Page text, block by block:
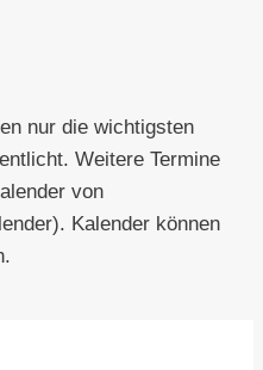
nur die wichtigsten
Weitere Termine
von
Kalender können